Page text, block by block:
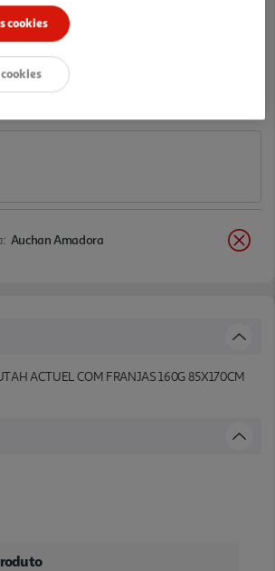
Auchan Amadora
ACTUEL COM FRANJAS 160G 85X170CM
cookies